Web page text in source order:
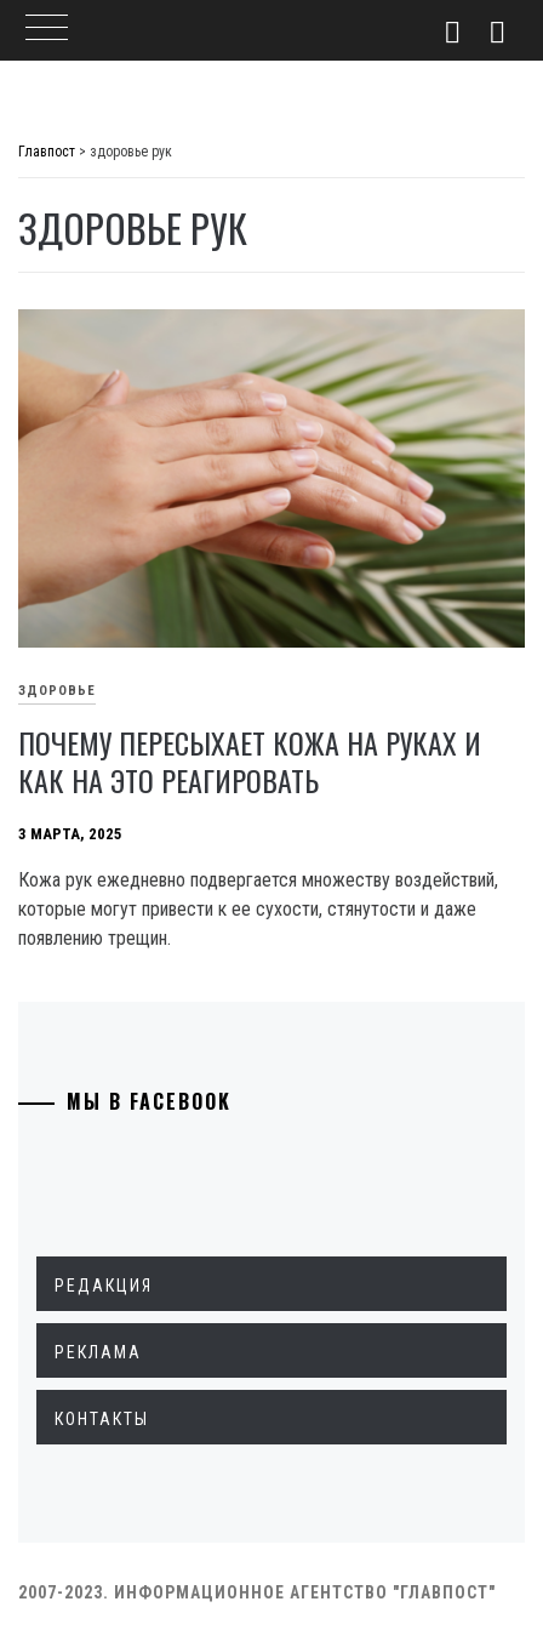
Главпост > здоровье рук
ЗДОРОВЬЕ РУК
ЗДОРОВЬЕ
ПОЧЕМУ ПЕРЕСЫХАЕТ КОЖА НА РУКАХ И
КАК НА ЭТО РЕАГИРОВАТЬ
3 МАРТА, 2025
Кожа рук ежедневно подвергается множеству воздействий,
которые могут привести к ее сухости, стянутости и даже
появлению трещин.
МЫ В FACEBOOK
РЕДАКЦИЯ
РЕКЛАМА
КОНТАКТЫ
2007-2023. ИНФОРМАЦИОННОЕ АГЕНТСТВО "ГЛАВПОСТ"